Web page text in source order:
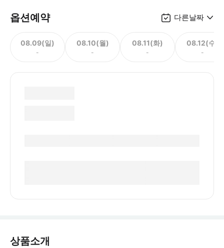
옵션예약 다른날짜
08.09(일)
-
08.10(월)
-
08.11(화)
-
08.12(수)
-
상품소개